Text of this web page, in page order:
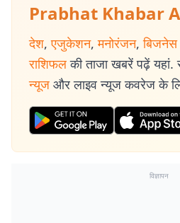
Prabhat Khabar
देश, एजुकेशन, मनोरंजन,
राशिफल की ताजा खबरें पढ़ें यहां.
न्यूज और लाइव न्यूज कवरेज के
विज्ञापन